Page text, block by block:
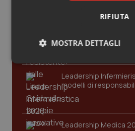
Quotidiano Cardiologia
Quotidiano Chirurgia
Quotidiano Oncologia
Quotidiano Pediatria
Rene & patologie
Leadership
modelli di
Leadership Medica
RIFIUTA
MOSTRA DETTAGLI
Necessari Statistici